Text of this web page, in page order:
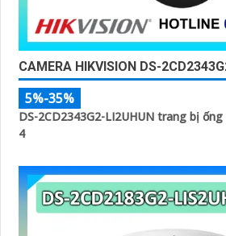
CAMERA HIKVISION DS-
5%-35%
DS-2CD2343G2-LI2UHUN trang bị
4